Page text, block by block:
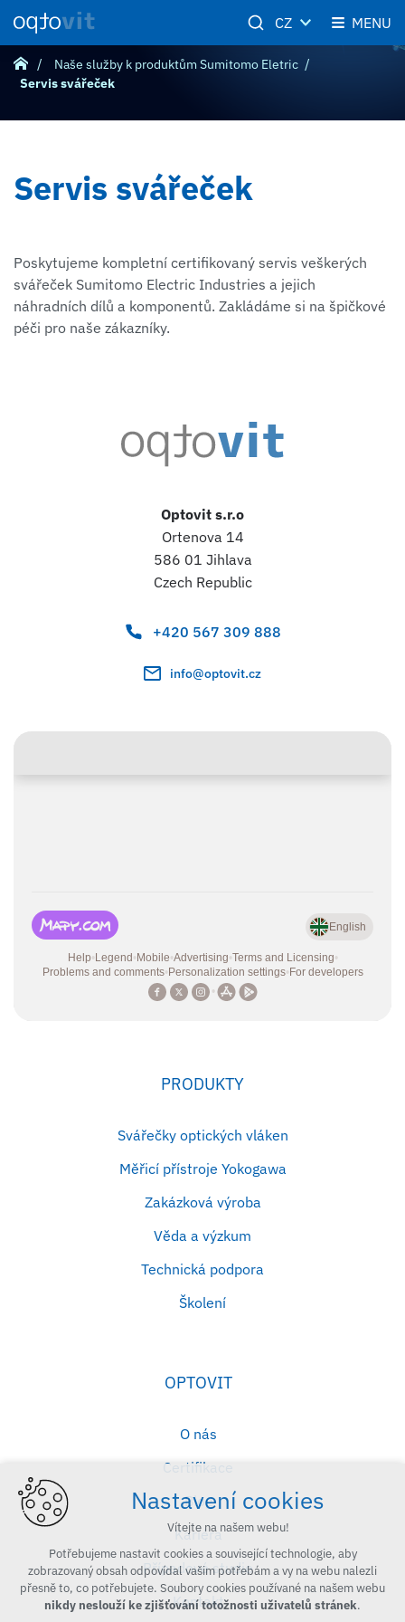
Naše služby k produktům Sumitomo Eletric
Servis svářeček
Servis svářeček
Poskytujeme kompletní certifikovaný servis veškerých
svářeček Sumitomo Electric Industries a jejich
náhradních dílů a komponentů. Zakládáme si na špičkové
péči pro naše zákazníky.
Optovit s.r.o
Ortenova 14
586 01 Jihlava
Czech Republic
+420 567 309 888
info@optovit.cz
PRODUKTY
Svářečky optických vláken
Měřicí přístroje Yokogawa
Zakázková výroba
Věda a výzkum
Technická podpora
Školení
OPTOVIT
O nás
Certifikace
Blog
Kariéra
Případové studie
Kontakt
MENU
CZ
Nastavení cookies
Vítejte na našem webu!
Potřebujeme nastavit cookies a související technologie, aby
zobrazovaný obsah odpovídal vašim potřebám a vy na webu nalezli
přesně to, co potřebujete. Soubory cookies používané na našem webu
nikdy neslouží ke zjišťování totožnosti uživatelů stránek.